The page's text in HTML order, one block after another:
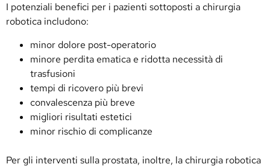
I potenziali benefici per i pazienti sottoposti a chirurgia
robotica includono:
minor dolore post-operatorio
minore perdita ematica e ridotta necessità di
trasfusioni
tempi di ricovero più brevi
convalescenza più breve
migliori risultati estetici
minor rischio di complicanze
Per gli interventi sulla prostata, inoltre, la chirurgia robotica